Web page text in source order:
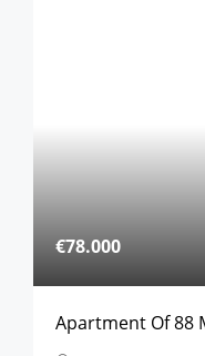
€78.000
Apartment Of 88